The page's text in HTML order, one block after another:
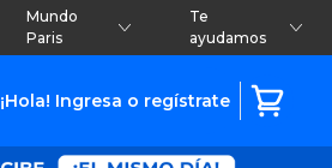
Mundo
Paris
Te
ayudamos
¡Hola! Ingresa o regístrate